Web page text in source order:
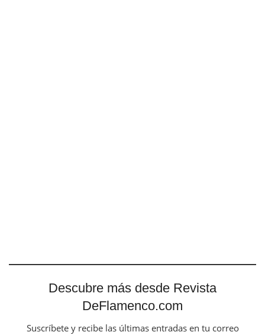
Descubre más desde Revista
DeFlamenco.com
Suscríbete y recibe las últimas entradas en tu correo